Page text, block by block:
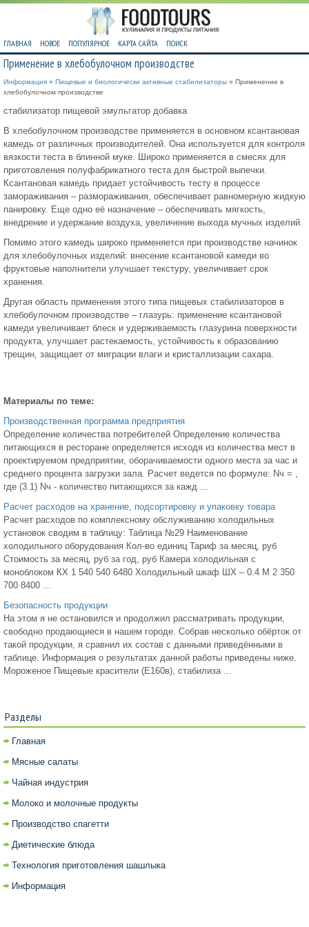
ГЛАВНАЯ НОВОЕ ПОПУЛЯРНОЕ КАРТА САЙТА ПОИСК
Применение в хлебобулочном производстве
Информация » Пищевые и биологически активные стабилизаторы » Применение в
хлебобулочном производстве
стабилизатор пищевой эмульгатор добавка
В хлебобулочном производстве применяется в основном ксантановая
камедь от различных производителей. Она используется для контроля
вязкости теста в блинной муке. Широко применяется в смесях для
приготовления полуфабрикатного теста для быстрой выпечки.
Ксантановая камедь придает устойчивость тесту в процессе
замораживания – размораживания, обеспечивает равномерную жидкую
панировку. Еще одно её назначение – обеспечивать мягкость,
внедрение и удержание воздуха, увеличение выхода мучных изделий.
Помимо этого камедь широко применяется при производстве начинок
для хлебобулочных изделий: внесение ксантановой камеди во
фруктовые наполнители улучшает текстуру, увеличивает срок
хранения.
Другая область применения этого типа пищевых стабилизаторов в
хлебобулочном производстве – глазурь: применение ксантановой
камеди увеличивает блеск и удерживаемость глазурина поверхности
продукта, улучшает растекаемость, устойчивость к образованию
трещин, защищает от миграции влаги и кристаллизации сахара.
Материалы по теме:
Производственная программа предприятия
Определение количества потребителей Определение количества
питающихся в ресторане определяется исходя из количества мест в
проектируемом предприятии, оборачиваемости одного места за час и
среднего процента загрузки зала. Расчет ведется по формуле: Nч = ,
где (3.1) Nч - количество питающихся за кажд ...
Расчет расходов на хранение, подсортировку и упаковку товара
Расчет расходов по комплексному обслуживанию холодильных
установок сводим в таблицу: Таблица №29 Наименование
холодильного оборудования Кол-во единиц Тариф за месяц, руб
Стоимость за месяц, руб за год, руб Камера холодильная с
моноблоком КХ 1 540 540 6480 Холодильный шкаф ШХ – 0.4 М 2 350
700 8400 ...
Безопасность продукции
На этом я не остановился и продолжил рассматривать продукции,
свободно продающиеся в нашем городе. Собрав несколько обёрток от
такой продукции, я сравнил их состав с данными приведёнными в
таблице. Информация о результатах данной работы приведены ниже.
Мороженое Пищевые красители (Е160в), стабилиза ...
Разделы
Главная
Мясные салаты
Чайная индустрия
Молоко и молочные продукты
Производство спагетти
Диетические блюда
Технология приготовления шашлыка
Информация